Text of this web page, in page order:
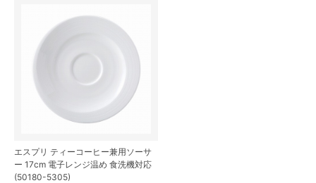
エスプリ ティーコーヒー兼用ソーサ
ー 17cm 電子レンジ温め 食洗機対応
(50180-5305)